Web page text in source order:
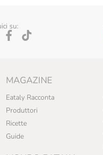
su:
MAGAZINE
Eataly Racconta
Produttori
Ricette
Guide